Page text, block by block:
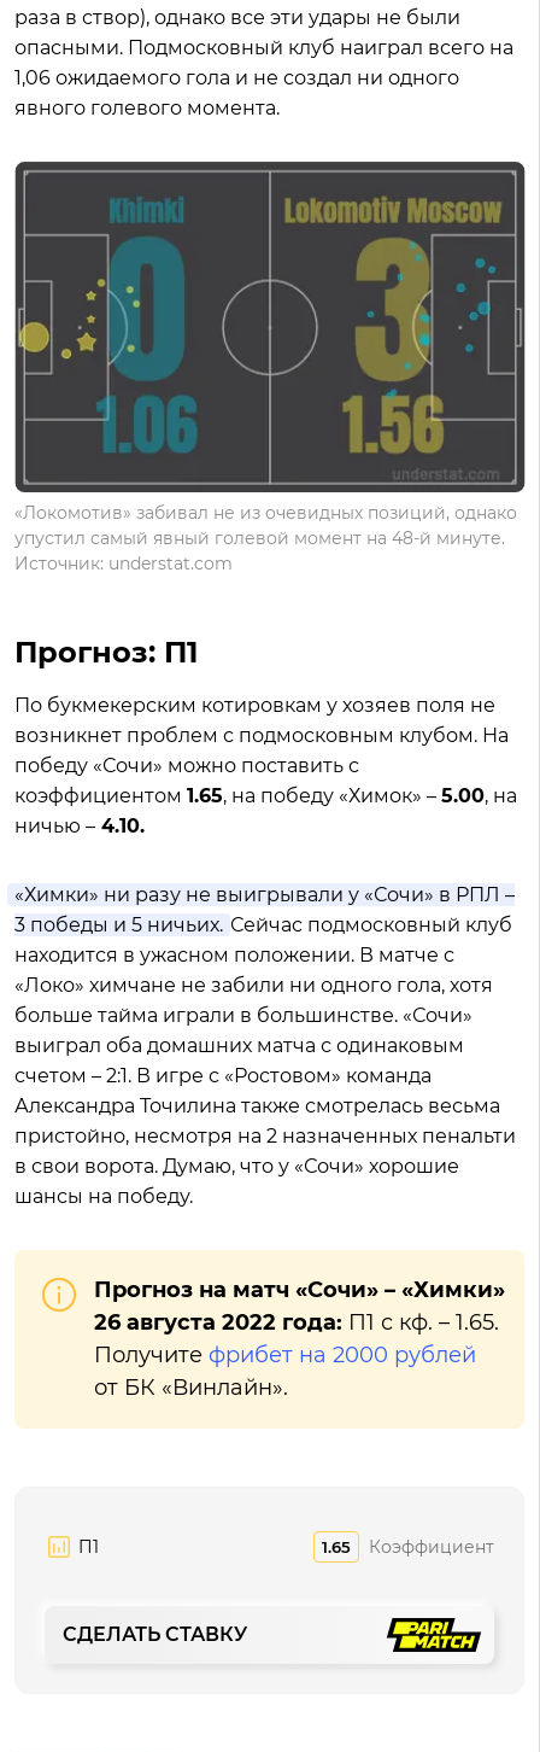
раза в створ), однако все эти удары не были
опасными. Подмосковный клуб наиграл всего на
1,06 ожидаемого гола и не создал ни одного
явного голевого момента.
«Локомотив» забивал не из очевидных позиций, однако
упустил самый явный голевой момент на 48-й минуте.
Источник: understat.com
Прогноз: П1
По букмекерским котировкам у хозяев поля не
возникнет проблем с подмосковным клубом. На
победу «Сочи» можно поставить с
коэффициентом 1.65, на победу «Химок» – 5.00, на
ничью – 4.10.
«Химки» ни разу не выигрывали у «Сочи» в РПЛ –
3 победы и 5 ничьих. Сейчас подмосковный клуб
находится в ужасном положении. В матче с
«Локо» химчане не забили ни одного гола, хотя
больше тайма играли в большинстве. «Сочи»
выиграл оба домашних матча с одинаковым
счетом – 2:1. В игре с «Ростовом» команда
Александра Точилина также смотрелась весьма
пристойно, несмотря на 2 назначенных пенальти
в свои ворота. Думаю, что у «Сочи» хорошие
шансы на победу.
Прогноз на матч «Сочи» – «Химки»
26 августа 2022 года: П1 с кф. – 1.65.
Получите фрибет на 2000 рублей
от БК «Винлайн».
П1 1.65 Коэффициент
СДЕЛАТЬ СТАВКУ